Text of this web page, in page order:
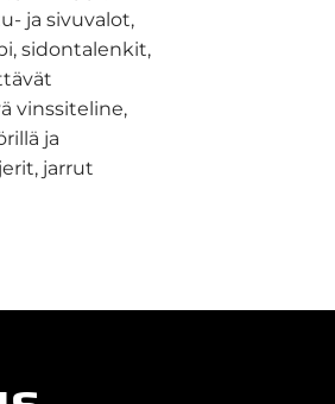
ja sivuvalot,
sidontalenkit,
vinssiteline,
ja
jarrut